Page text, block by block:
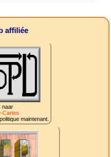
affiliée
naar
Cartes
maintenant.